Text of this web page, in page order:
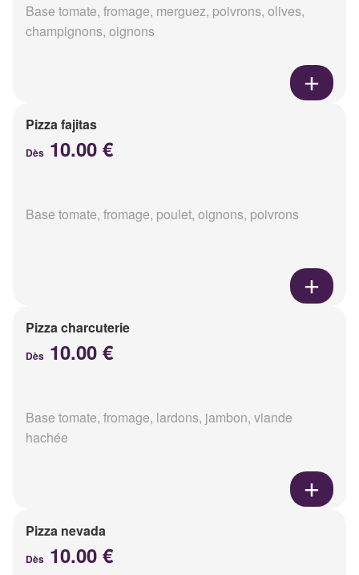
Base tomate, fromage, merguez, poivrons, olives,
champignons, oignons
Pizza fajitas
Dès 10.00 €
Base tomate, fromage, poulet, oignons, poivrons
Pizza charcuterie
Dès 10.00 €
Base tomate, fromage, lardons, jambon, viande
hachée
Pizza nevada
Dès 10.00 €